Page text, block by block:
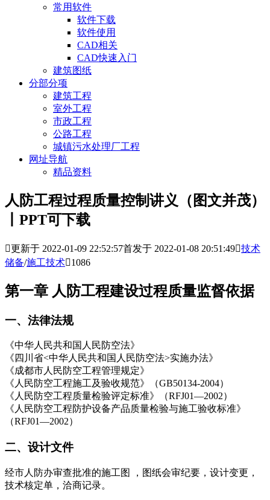
常用软件
软件下载
软件使用
CAD相关
CAD快速入门
建筑图纸
分部分项
建筑工程
室外工程
市政工程
公路工程
城镇污水处理厂工程
网址导航
精品资料
人防工程过程质量控制讲义（图文并茂）
丨PPT可下载
更新于 2022-01-09 22:52:57首发于 2022-01-08 20:51:49技术
储备/施工技术1086
第一章 人防工程建设过程质量监督依据
一、法律法规
《中华人民共和国人民防空法》
《四川省<中华人民共和国人民防空法>实施办法》
《成都市人民防空工程管理规定》
《人民防空工程施工及验收规范》（GB50134-2004）
《人民防空工程质量检验评定标准》（RFJ01—2002）
《人民防空工程防护设备产品质量检验与施工验收标准》
（RFJ01—2002）
二、设计文件
经市人防办审查批准的施工图 ，图纸会审纪要，设计变更，
技术核定单，洽商记录。